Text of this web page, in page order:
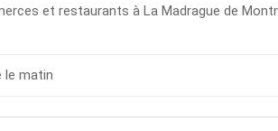
et restaurants à La Madrague de
le matin